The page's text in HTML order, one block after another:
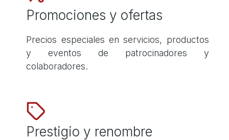
Promociones y ofertas
Precios especiales en servicios, productos
y eventos de patrocinadores y
colaboradores.
Prestigio y renombre